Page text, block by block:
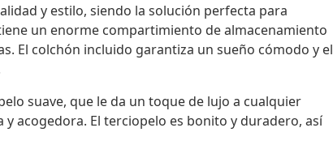
y estilo, siendo la solución perfecta para
un enorme compartimiento de almacenamiento
El colchón incluido garantiza un sueño cómodo y el
suave, que le da un toque de lujo a cualquier
acogedora. El terciopelo es bonito y duradero, así